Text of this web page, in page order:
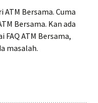
ATM Bersama. Cuma
Bersama. Kan ada
FAQ ATM Bersama,
masalah.